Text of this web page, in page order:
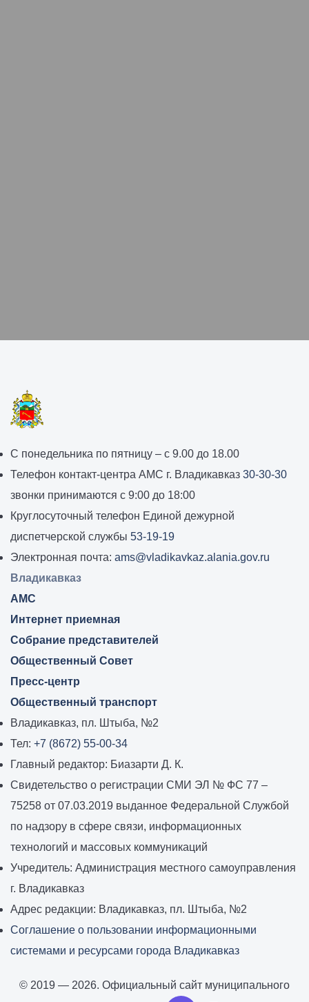
График
работы
администрации
местного
самоуправления
города
Владикавказ:
С понедельника по пятницу – с 9.00 до 18.00
Телефон контакт-центра АМС г. Владикавказ 30-30-30
звонки принимаются с 9:00 до 18:00
Круглосуточный телефон Единой дежурной
диспетчерской службы 53-19-19
Электронная почта: ams@vladikavkaz.alania.gov.ru
Владикавказ
АМС
Интернет приемная
Собрание представителей
Общественный Совет
Пресс-центр
Общественный транспорт
Владикавказ, пл. Штыба, №2
Тел: +7 (8672) 55-00-34
Главный редактор: Биазарти Д. К.
Свидетельство о регистрации СМИ ЭЛ № ФС 77 –
75258 от 07.03.2019 выданное Федеральной Службой
по надзору в сфере связи, информационных
технологий и массовых коммуникаций
Учредитель: Администрация местного самоуправления
г. Владикавказ
Адрес редакции: Владикавказ, пл. Штыба, №2
Соглашение о пользовании информационными
системами и ресурсами города Владикавказ
© 2019 — 2026. Официальный сайт муниципального